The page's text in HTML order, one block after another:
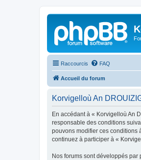
Raccourcis FAQ
Accueil du forum
Korvigelloù An
En accédant à « Korvigelloù An
responsable des conditions
pouvons modifier ces conditions
continuez à participer à «
Nos forums sont développés